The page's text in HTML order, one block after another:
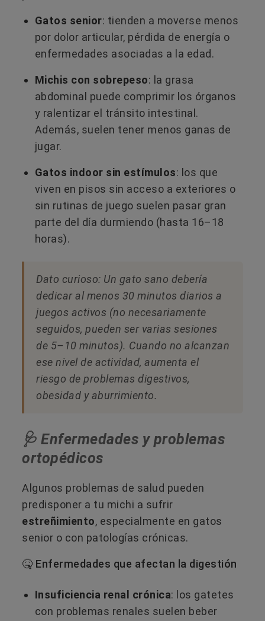
Gatos senior: tienden a moverse menos
por dolor articular, pérdida de energía o
enfermedades asociadas a la edad.
Michis con sobrepeso: la grasa
abdominal puede comprimir los órganos
y ralentizar el tránsito intestinal.
Además, suelen tener menos ganas de
jugar.
Gatos indoor sin estímulos: los que
viven en pisos sin acceso a exteriores o
sin rutinas de juego suelen pasar gran
parte del día durmiendo (hasta 16–18
horas).
Dato curioso: Un gato sano debería
dedicar al menos 30 minutos diarios a
juegos activos (no necesariamente
seguidos, pueden ser varias sesiones
de 5–10 minutos). Cuando no alcanzan
ese nivel de actividad, aumenta el
riesgo de problemas digestivos,
obesidad y aburrimiento.
🩺 Enfermedades y problemas
ortopédicos
Algunos problemas de salud pueden
predisponer a tu michi a sufrir
estreñimiento, especialmente en gatos
senior o con patologías crónicas.
🤒 Enfermedades que afectan la digestión
Insuficiencia renal crónica: los gatetes
con problemas renales suelen beber